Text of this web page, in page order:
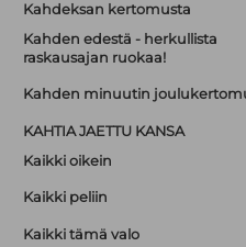
Kahdeksan kertomusta
Kahden edestä - herkullista
raskausajan ruokaa!
Kahden minuutin
KAHTIA JAETTU KANSA
Kaikki oikein
Kaikki peliin
Kaikki tämä valo